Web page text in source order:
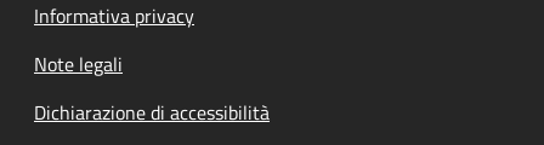
Informativa privacy
Note legali
Dichiarazione di accessibilità